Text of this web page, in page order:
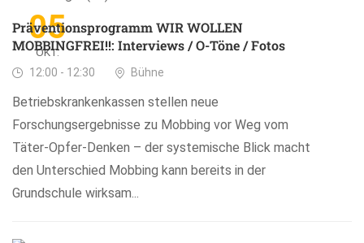
05
OKT.
Präventionsprogramm WIR WOLLEN
MOBBINGFREI!!: Interviews / O-Töne / Fotos
12:00 - 12:30 Bühne
Betriebskrankenkassen stellen neue
Forschungsergebnisse zu Mobbing vor Weg vom
Täter-Opfer-Denken – der systemische Blick macht
den Unterschied Mobbing kann bereits in der
Grundschule wirksam...